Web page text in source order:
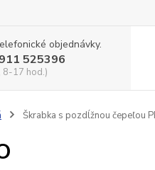
objednávky.
525396
8-17 hod.)
Škrabka s pozdĺžnou čepeľou